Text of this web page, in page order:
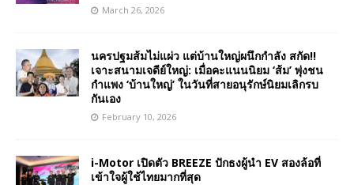
March 26, 2026
นครปฐมส้มไม่แผ่ว แต่บ้านใหญ่ผนึกกำลัง สกัด!!
เจาะสนามเจดีย์ใหญ่: เมื่อคะแนนนิยม ‘ส้ม’ พุ่งชน
กำแพง ‘บ้านใหญ่’ ในวันที่สายอนุรักษ์นิยมเลิกรบ
กันเอง
February 10, 2026
i-Motor เปิดตัว BREEZE ปักธงผู้นำ EV สองล้อที่
เข้าใจผู้ใช้ไทยมากที่สุด